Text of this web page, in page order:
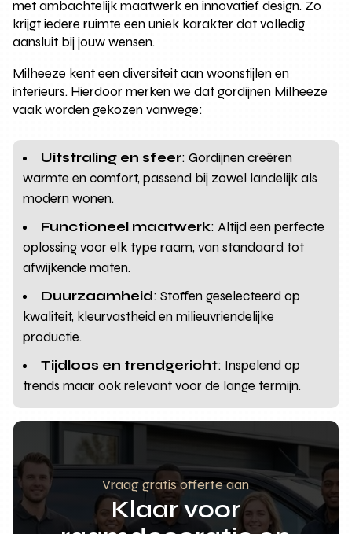
met ambachtelijk maatwerk en innovatief design. Zo
krijgt iedere ruimte een uniek karakter dat volledig
aansluit bij jouw wensen.
Milheeze kent een diversiteit aan woonstijlen en
interieurs. Hierdoor merken we dat gordijnen Milheeze
vaak worden gekozen vanwege:
Uitstraling en sfeer: Gordijnen creëren
warmte en comfort, passend bij zowel landelijk als
modern wonen.
Functioneel maatwerk: Altijd een perfecte
oplossing voor elk type raam, van standaard tot
afwijkende maten.
Duurzaamheid: Stoffen geselecteerd op
kwaliteit, kleurvastheid en milieuvriendelijke
productie.
Tijdloos en trendgericht: Inspelend op
trends maar ook relevant voor de lange termijn.
Vraag gratis offerte aan
Klaar voor